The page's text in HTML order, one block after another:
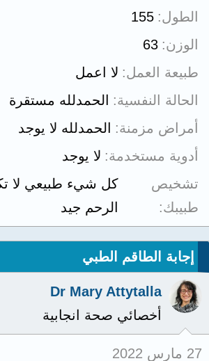
الطول 155
الوزن 63
طبيعة العمل لا اعمل
الحالة النفسية
الحمدلله مستقرة
أمراض مزمنة
الحمدلله لا يوجد
أدوية مستخدمة لا يوجد
تشخيص
طبيبك
كل شيء طبيعي لا
الرحم جيد
إجابة الطاقم الطبي
Dr Mary Attytalla
أخصائي صحة انجابية
27 مارس 2022